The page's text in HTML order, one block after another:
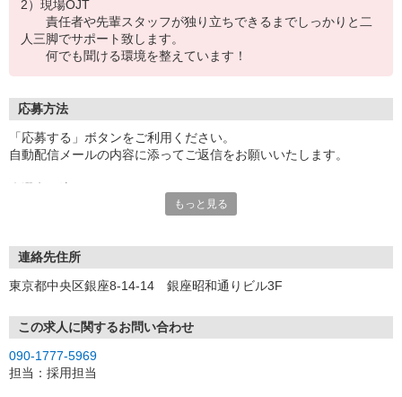
2）現場OJT
責任者や先輩スタッフが独り立ちできるまでしっかりと二
人三脚でサポート致します。
何でも聞ける環境を整えています！
応募方法
「応募する」ボタンをご利用ください。
自動配信メールの内容に添ってご返信をお願いいたします。
①メールで質問事項へのご回答と応募書類の提出をしていただきま
②書類選考
③WEB面接（ご自宅で実施が可能です）
④内定・ご入社決定（2次面接をさせていただく場合もございます）
※応募〜内定まで1〜2週間です。
◇弊社では面接はオンラインにて実施しております （来社不要！ご
もっと見る
連絡先住所
東京都中央区銀座8-14-14 銀座昭和通りビル3F
この求人に関するお問い合わせ
090-1777-5969
担当：採用担当